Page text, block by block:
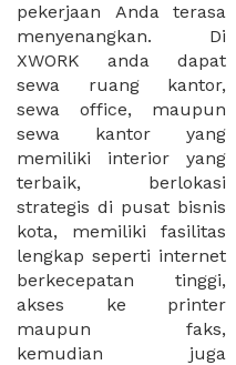
pekerjaan Anda terasa
menyenangkan. Di
XWORK anda dapat
sewa ruang kantor,
sewa office, maupun
sewa kantor yang
memiliki interior yang
terbaik, berlokasi
strategis di pusat bisnis
kota, memiliki fasilitas
lengkap seperti internet
berkecepatan tinggi,
akses ke printer
maupun faks,
kemudian juga
usaha baru Anda,
seperti surat domisili,
Tanda Domisili
Perusahaan, Surat Izin
Usaha Perdagangan,
dan atau akte pendirian
PT maupun akte
pendirian CV untuk
usaha Anda. Sewa
ruang kantor XWORK
juga mempermudah
proses sewa kantor
Anda, karena anda
dapat memilih kantor
yang akan anda sewa,